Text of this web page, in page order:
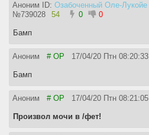
Аноним ID: Озабоченный Оле-Лукойе
№739028 54 0 0
Бамп
Аноним # OP 17/04/20 Птн 08:20:33
Бамп
Аноним # OP 17/04/20 Птн 08:21:05
Произвол мочи в /фет!